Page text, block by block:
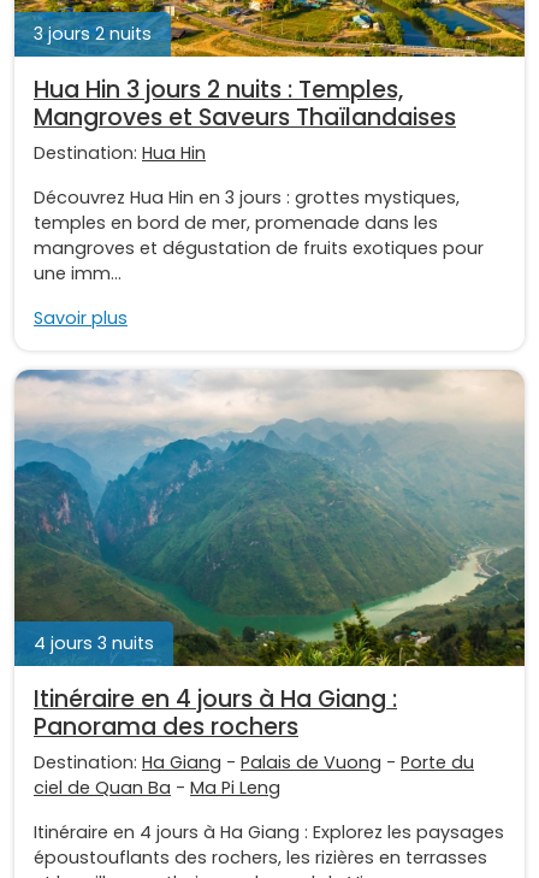
3 jours 2 nuits
Hua Hin 3 jours 2 nuits : Temples,
Mangroves et Saveurs Thaïlandaises
Destination: Hua Hin
Découvrez Hua Hin en 3 jours : grottes mystiques,
temples en bord de mer, promenade dans les
mangroves et dégustation de fruits exotiques pour
une imm...
Savoir plus
4 jours 3 nuits
Itinéraire en 4 jours à Ha Giang :
Panorama des rochers
Destination: Ha Giang - Palais de Vuong - Porte du
ciel de Quan Ba - Ma Pi Leng
Itinéraire en 4 jours à Ha Giang : Explorez les paysages
époustouflants des rochers, les rizières en terrasses